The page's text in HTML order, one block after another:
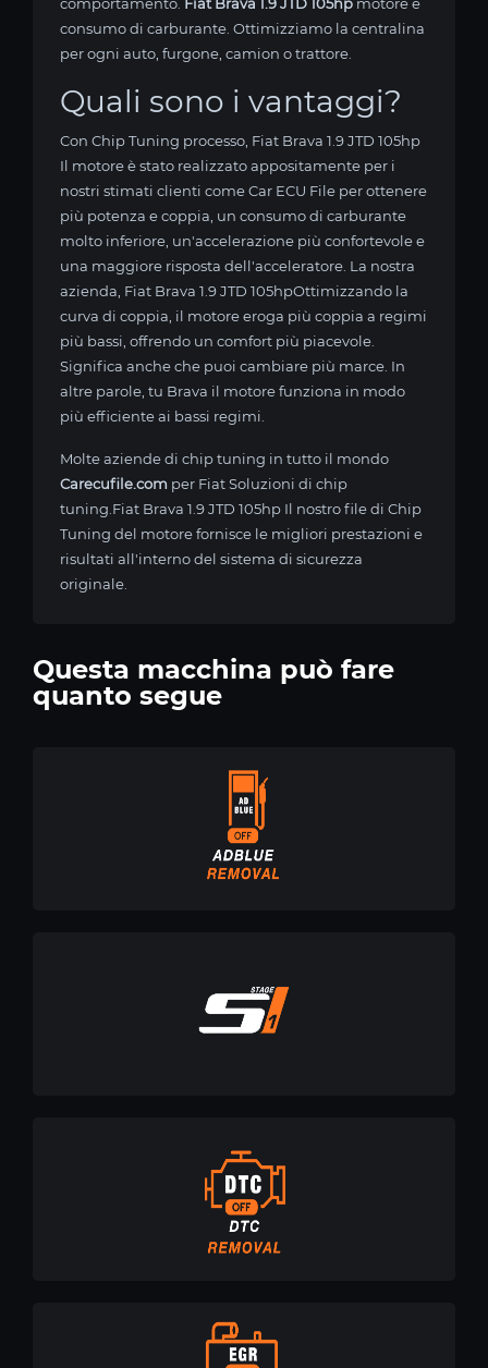
consumo di carburante. Ottimizziamo la centralina
per ogni auto, furgone, camion o trattore.
Quali sono i vantaggi?
Con Chip Tuning processo, Fiat Brava 1.9 JTD 105hp
Il motore è stato realizzato appositamente per i
nostri stimati clienti come Car ECU File per ottenere
più potenza e coppia, un consumo di carburante
molto inferiore, un'accelerazione più confortevole e
una maggiore risposta dell'acceleratore. La nostra
azienda, Fiat Brava 1.9 JTD 105hpOttimizzando la
curva di coppia, il motore eroga più coppia a regimi
più bassi, offrendo un comfort più piacevole.
Significa anche che puoi cambiare più marce. In
altre parole, tu Brava il motore funziona in modo
più efficiente ai bassi regimi.
Molte aziende di chip tuning in tutto il mondo
Carecufile.com per Fiat Soluzioni di chip
tuning.Fiat Brava 1.9 JTD 105hp Il nostro file di Chip
Tuning del motore fornisce le migliori prestazioni e
risultati all'interno del sistema di sicurezza
originale.
Questa macchina può fare
quanto segue